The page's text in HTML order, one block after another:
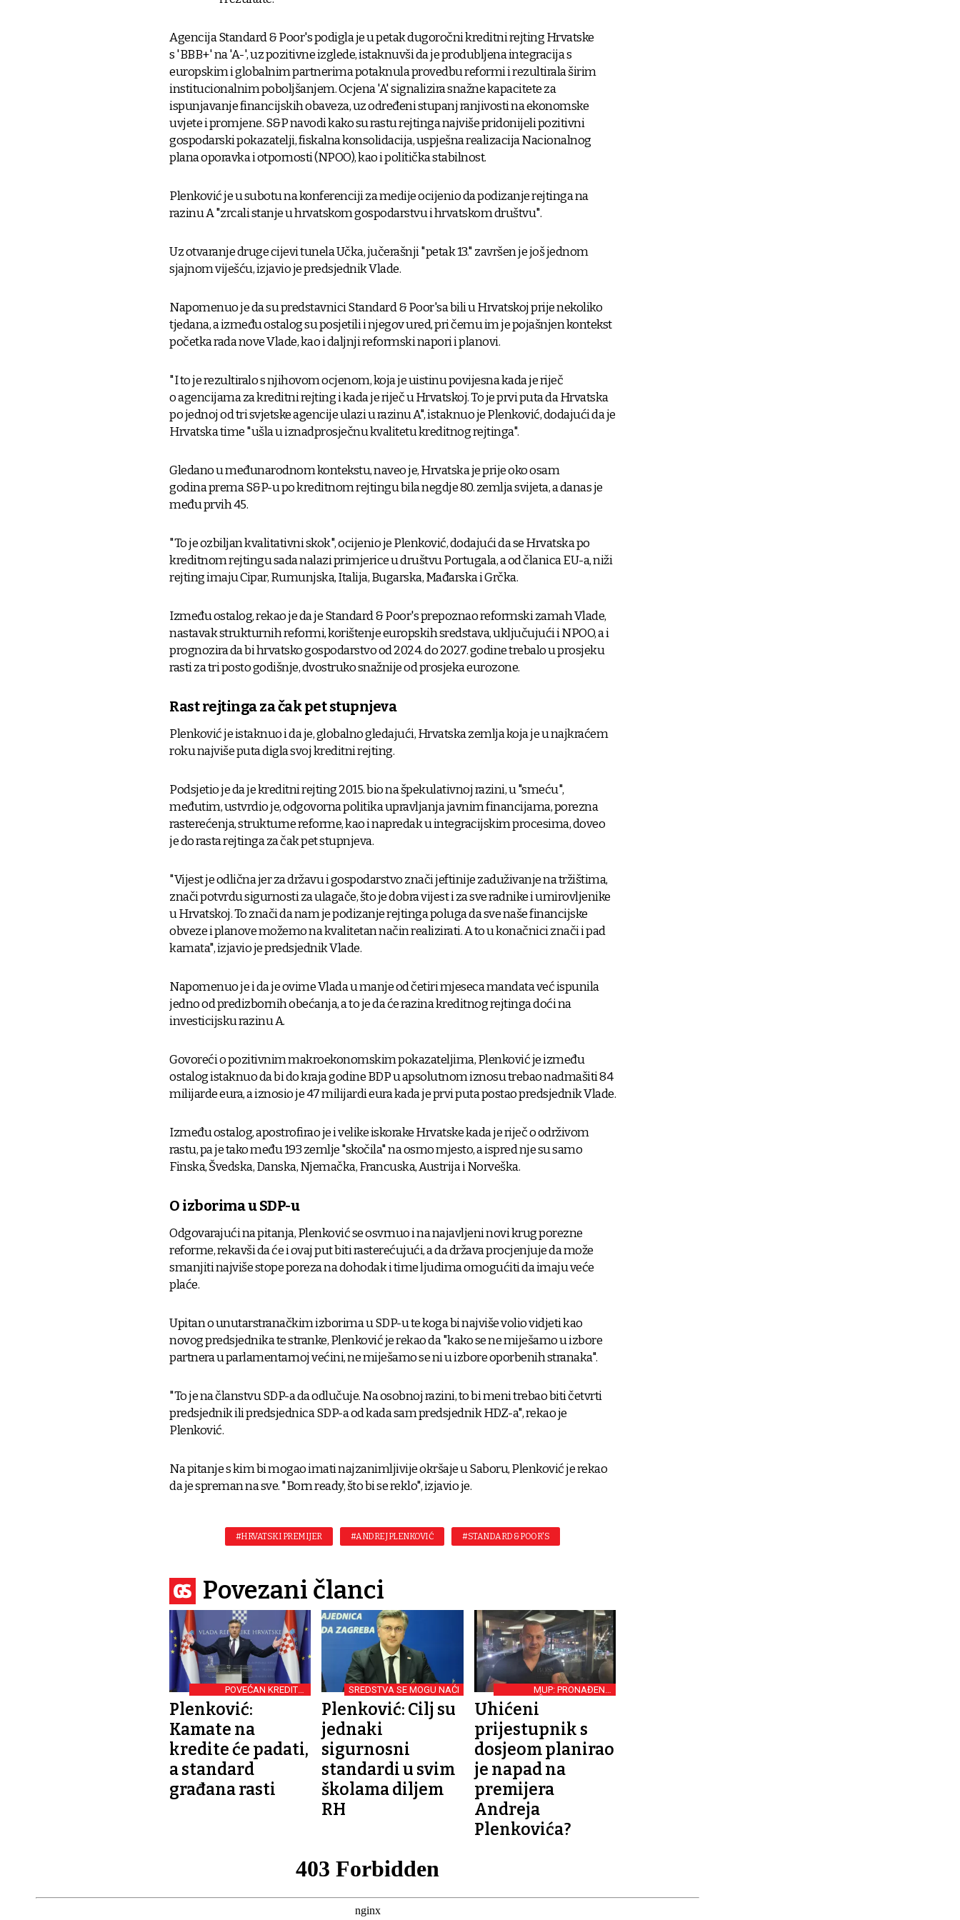
Agencija Standard & Poor's podigla je u petak dugoročni kreditni rejting Hrvatske
s 'BBB+' na 'A-', uz pozitivne izglede, istaknuvši da je produbljena integracija s
europskim i globalnim partnerima potaknula provedbu reformi i rezultirala širim
institucionalnim poboljšanjem. Ocjena 'A' signalizira snažne kapacitete za
ispunjavanje financijskih obaveza, uz određeni stupanj ranjivosti na ekonomske
uvjete i promjene. S&P navodi kako su rastu rejtinga najviše pridonijeli pozitivni
gospodarski pokazatelji, fiskalna konsolidacija, uspješna realizacija Nacionalnog
plana oporavka i otpornosti (NPOO), kao i politička stabilnost.
Plenković je u subotu na konferenciji za medije ocijenio da podizanje rejtinga na
razinu A "zrcali stanje u hrvatskom gospodarstvu i hrvatskom društvu".
Uz otvaranje druge cijevi tunela Učka, jučerašnji "petak 13." završen je još jednom
sjajnom viješću, izjavio je predsjednik Vlade.
Napomenuo je da su predstavnici Standard & Poor'sa bili u Hrvatskoj prije nekoliko
tjedana, a između ostalog su posjetili i njegov ured, pri čemu im je pojašnjen kontekst
početka rada nove Vlade, kao i daljnji reformski napori i planovi.
"I to je rezultiralo s njihovom ocjenom, koja je uistinu povijesna kada je riječ
o agencijama za kreditni rejting i kada je riječ u Hrvatskoj. To je prvi puta da Hrvatska
po jednoj od tri svjetske agencije ulazi u razinu A", istaknuo je Plenković, dodajući da je
Hrvatska time "ušla u iznadprosječnu kvalitetu kreditnog rejtinga".
Gledano u međunarodnom kontekstu, naveo je, Hrvatska je prije oko osam
godina prema S&P-u po kreditnom rejtingu bila negdje 80. zemlja svijeta, a danas je
među prvih 45.
"To je ozbiljan kvalitativni skok", ocijenio je Plenković, dodajući da se Hrvatska po
kreditnom rejtingu sada nalazi primjerice u društvu Portugala, a od članica EU-a, niži
rejting imaju Cipar, Rumunjska, Italija, Bugarska, Mađarska i Grčka.
Između ostalog, rekao je da je Standard & Poor's prepoznao reformski zamah Vlade,
nastavak strukturnih reformi, korištenje europskih sredstava, uključujući i NPOO, a i
prognozira da bi hrvatsko gospodarstvo od 2024. do 2027. godine trebalo u prosjeku
rasti za tri posto godišnje, dvostruko snažnije od prosjeka eurozone.
Rast rejtinga za čak pet stupnjeva
Plenković je istaknuo i da je, globalno gledajući, Hrvatska zemlja koja je u najkraćem
roku najviše puta digla svoj kreditni rejting.
Podsjetio je da je kreditni rejting 2015. bio na špekulativnoj razini, u "smeću",
međutim, ustvrdio je, odgovorna politika upravljanja javnim financijama, porezna
rasterećenja, strukturne reforme, kao i napredak u integracijskim procesima, doveo
je do rasta rejtinga za čak pet stupnjeva.
"Vijest je odlična jer za državu i gospodarstvo znači jeftinije zaduživanje na tržištima,
znači potvrdu sigurnosti za ulagače, što je dobra vijest i za sve radnike i umirovljenike
u Hrvatskoj. To znači da nam je podizanje rejtinga poluga da sve naše financijske
obveze i planove možemo na kvalitetan način realizirati. A to u konačnici znači i pad
kamata", izjavio je predsjednik Vlade.
Napomenuo je i da je ovime Vlada u manje od četiri mjeseca mandata već ispunila
jedno od predizbornih obećanja, a to je da će razina kreditnog rejtinga doći na
investicijsku razinu A.
Govoreći o pozitivnim makroekonomskim pokazateljima, Plenković je između
ostalog istaknuo da bi do kraja godine BDP u apsolutnom iznosu trebao nadmašiti 84
milijarde eura, a iznosio je 47 milijardi eura kada je prvi puta postao predsjednik Vlade.
Između ostalog, apostrofirao je i velike iskorake Hrvatske kada je riječ o održivom
rastu, pa je tako među 193 zemlje "skočila" na osmo mjesto, a ispred nje su samo
Finska, Švedska, Danska, Njemačka, Francuska, Austrija i Norveška.
O izborima u SDP-u
Odgovarajući na pitanja, Plenković se osvrnuo i na najavljeni novi krug porezne
reforme, rekavši da će i ovaj put biti rasterećujući, a da država procjenjuje da može
smanjiti najviše stope poreza na dohodak i time ljudima omogućiti da imaju veće
plaće.
Upitan o unutarstranačkim izborima u SDP-u te koga bi najviše volio vidjeti kao
novog predsjednika te stranke, Plenković je rekao da "kako se ne miješamo u izbore
partnera u parlamentarnoj većini, ne miješamo se ni u izbore oporbenih stranaka".
"To je na članstvu SDP-a da odlučuje. Na osobnoj razini, to bi meni trebao biti četvrti
predsjednik ili predsjednica SDP-a od kada sam predsjednik HDZ-a", rekao je
Plenković.
Na pitanje s kim bi mogao imati najzanimljivije okršaje u Saboru, Plenković je rekao
da je spreman na sve. "Born ready, što bi se reklo", izjavio je.
#HRVATSKI PREMIJER #ANDREJ PLENKOVIĆ #STANDARD & POOR'S
Povezani članci
POVEĆAN KREDITNI
REJTING HRVATSKE
Plenković:
Kamate na
kredite će padati,
a standard
građana rasti
SREDSTVA SE MOGU NAĆI
Plenković: Cilj su
jednaki
sigurnosni
standardi u svim
školama diljem
RH
MUP: PRONAĐENO
ORUŽJE I PODNESENE
KAZNENE PRIJAVE
Uhićeni
prijestupnik s
dosjeom planirao
je napad na
premijera
Andreja
Plenkovića?